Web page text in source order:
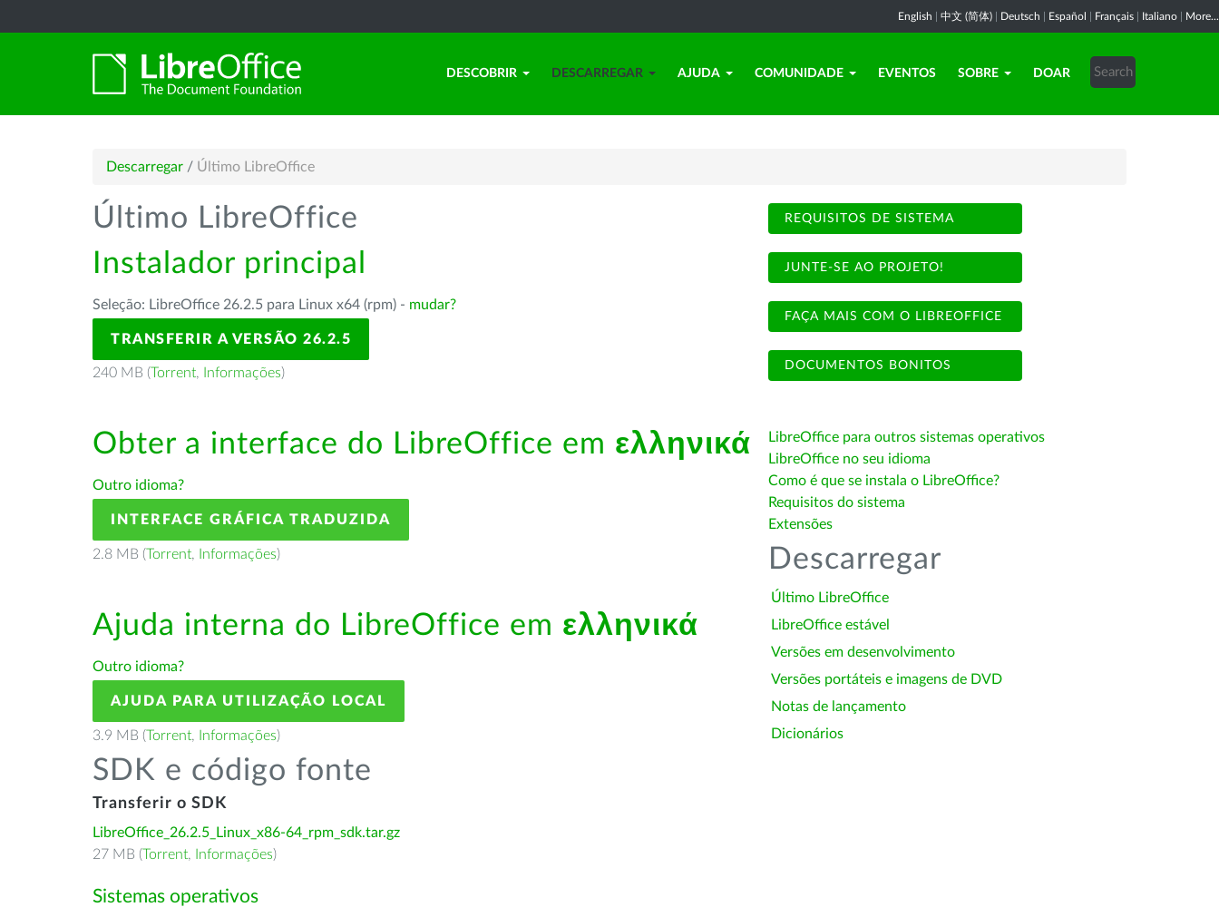
English 中文 (简体) Deutsch Español Français Italiano More...
DESCOBRIR DESCARREGAR AJUDA COMUNIDADE EVENTOS SOBRE DOAR
Descarregar / Último LibreOffice
Último LibreOffice
Instalador principal
Seleção: LibreOffice 26.2.5 para Linux x64 (rpm) - mudar?
TRANSFERIR A VERSÃO 26.2.5
240 MB (Torrent, Informações)
Obter a interface do LibreOffice em ελληνικά
Outro idioma?
INTERFACE GRÁFICA TRADUZIDA
2.8 MB (Torrent, Informações)
Ajuda interna do LibreOffice em ελληνικά
Outro idioma?
AJUDA PARA UTILIZAÇÃO LOCAL
3.9 MB (Torrent, Informações)
SDK e código fonte
Transferir o SDK
LibreOffice_26.2.5_Linux_x86-64_rpm_sdk.tar.gz
27 MB (Torrent, Informações)
Sistemas operativos
REQUISITOS DE SISTEMA
JUNTE-SE AO PROJETO!
FAÇA MAIS COM O LIBREOFFICE
DOCUMENTOS BONITOS
LibreOffice para outros sistemas operativos
LibreOffice no seu idioma
Como é que se instala o LibreOffice?
Requisitos do sistema
Extensões
Descarregar
Último LibreOffice
LibreOffice estável
Versões em desenvolvimento
Versões portáteis e imagens de DVD
Notas de lançamento
Dicionários